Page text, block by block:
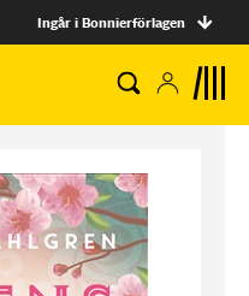
Ingår i Bonnierförlagen